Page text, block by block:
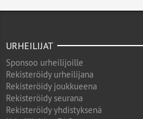
URHEILIJAT
Sponsoo urheilijoille
Rekisteröidy urheilijana
Rekisteröidy joukkueena
Rekisteröidy seurana
Rekisteröidy yhdistyksenä